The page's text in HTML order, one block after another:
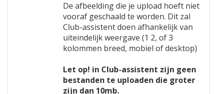
De afbeelding die je upload hoeft niet
vooraf geschaald te worden. Dit zal
Club-assistent doen afhankelijk van
uiteindelijk weergave (1 2, of 3
kolommen breed, mobiel of desktop)
Let op! in Club-assistent zijn geen
bestanden te uploaden die groter
zijn dan 10mb.